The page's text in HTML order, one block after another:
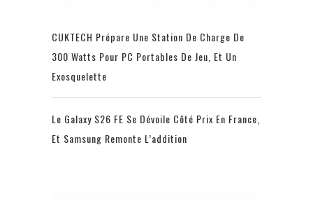
CUKTECH Prépare Une Station De Charge De
300 Watts Pour PC Portables De Jeu, Et Un
Exosquelette
Le Galaxy S26 FE Se Dévoile Côté Prix En France,
Et Samsung Remonte L’addition